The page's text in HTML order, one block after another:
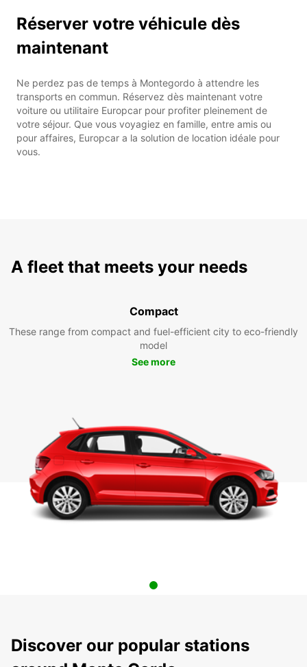
Réserver votre véhicule dès
maintenant
Ne perdez pas de temps à Montegordo à attendre les
transports en commun. Réservez dès maintenant votre
voiture ou utilitaire Europcar pour profiter pleinement de
votre séjour. Que vous voyagiez en famille, entre amis ou
pour affaires, Europcar a la solution de location idéale pour
vous.
A fleet that meets your needs
Compact
These range from compact and fuel-efficient city to eco-friendly
model
See more
Discover our popular stations